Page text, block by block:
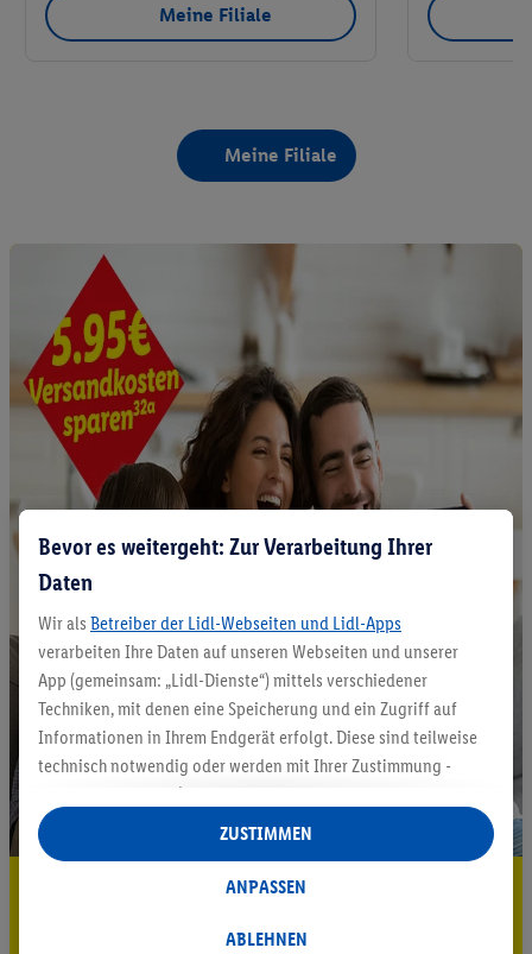
Meine Filiale
Meine Filiale
5.95 € Versand sparen³²ᵃ
Jetzt zum Newsletter anmelden
Bevor es weitergeht: Zur Verarbeitung Ihrer
Daten
Wir als Betreiber der Lidl-Webseiten und Lidl-Apps
verarbeiten Ihre Daten auf unseren Webseiten und unserer
App (gemeinsam: „Lidl-Dienste“) mittels verschiedener
Techniken, mit denen eine Speicherung und ein Zugriff auf
Informationen in Ihrem Endgerät erfolgt. Diese sind teilweise
technisch notwendig oder werden mit Ihrer Zustimmung -
auch durch Partner (u.a.
Verantwortliche; im Zusammenhang mit dem IAB TCF
insgesamt
Statistik-Erstellung oder für personalisierte Werbung
Datenverarbeitungen für personalisierte Werbung werden
ABLEHNEN
ANPASSEN
ZUSTIMMEN